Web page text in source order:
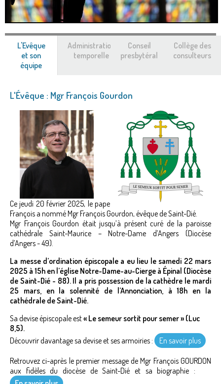
L'Evêque
et son
équipe
actif)
Administration
temporelle
Conseil
presbytéral
Collège des
consulteurs
L'Évêque : Mgr François Gourdon
Ce jeudi 20 février 2025, le pape
François a nommé Mgr François Gourdon, évêque de Saint-Dié.
Mgr François Gourdon était jusqu’à présent curé de la paroisse
cathédrale Saint-Maurice – Notre-Dame d’Angers (Diocèse
d’Angers - 49).
La messe d’ordination épiscopale a eu lieu le samedi 22 mars
2025 à 15h en l’église Notre-Dame-au-Cierge à Épinal (Diocèse
de Saint-Dié - 88). Il a pris possession de la cathèdre le mardi
25 mars, en la solennité de l’Annonciation, à 18h en la
cathédrale de Saint-Dié.
Sa devise épiscopale est« Le semeur sortit pour semer » (Luc
8,5).
Découvrir davantage sa devise et ses armoiries :
En savoir plus
Retrouvez ci-après le premier message de Mgr François GOURDON
aux fidèles du diocèse de Saint-Dié et sa biographie :